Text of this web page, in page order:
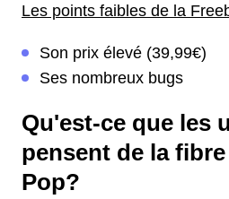
Les points faibles de la
Son prix élevé (39,99€)
Ses nombreux bugs
Qu'est-ce que les
pensent de la
Pop?